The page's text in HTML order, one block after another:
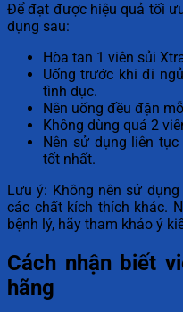
Để đạt được hiệu quả tối
dụng sau:
Hòa tan 1 viên sủi
Uống trước khi đi
tình dục.
Nên uống đều đặn
Không dùng quá 2
Nên sử dụng liên
tốt nhất.
Lưu ý: Không nên sử
các chất kích thích khác.
bệnh lý, hãy tham khảo ý
Cách nhận biết
hãng